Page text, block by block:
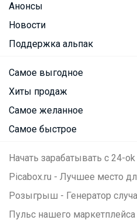
Анонсы
Новости
Поддержка альпак
Самое выгодное
Хиты продаж
Самое желанное
Самое быстрое
Начать зарабатывать с 24-ok
Picabox.ru - Лучшее место
Розыгрыш - Генератор
Пульс нашего маркетплейса